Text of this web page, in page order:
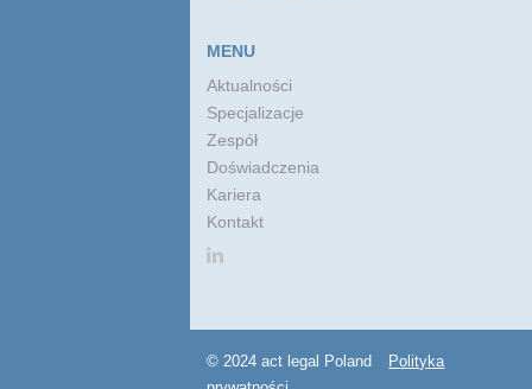
MENU
Aktualności
Specjalizacje
Zespół
Doświadczenia
Kariera
Kontakt
© 2024 act legal Poland
Polityka